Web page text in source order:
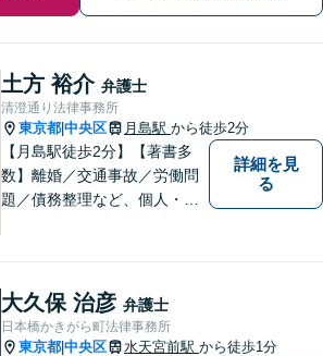
土方 裕介 弁護士
清澄通り法律事務所
東京都 中央区 月島駅 から徒歩2分
【月島駅徒歩2分】【著書多
数】離婚／交通事故／労働問
題／債務整理など、個人・法
「リーズナブルな費用で高品
質な法的サービス」を目指し
ます。
詳細を見
る
大久保 治彦 弁護士
日本橋かきがら町法律事務所
東京都 中央区 水天宮前駅 から徒歩1分